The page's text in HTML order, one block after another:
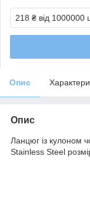
218 ₴ від 1000000
Опис
Опис
Ланцюг із кулоном
Stainless Steel